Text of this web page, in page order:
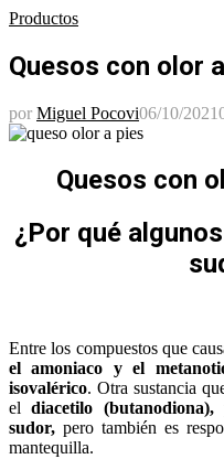
Productos
Quesos con olor
por Miguel Pocovi06/10/2021
Quesos con
¿Por qué
Entre los compuestos que
el amoniaco y el
isovalérico. Otra sustancia
eldiacetilo
sudor, pero también es
mantequilla.